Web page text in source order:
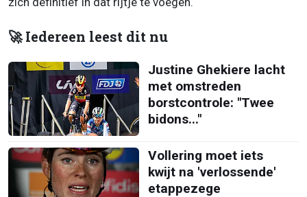
🚀 Iedereen leest dit nu
Justine Ghekiere lacht
met omstreden
borstcontrole: "Twee
bidons..."
Vollering moet iets
kwijt na 'verlossende'
etappezege